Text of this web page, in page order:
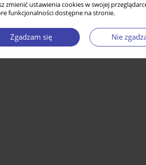
zmienić ustawienia cookies w swojej
funkcjonalności dostępne na stronie.
Zgadzam się Nie